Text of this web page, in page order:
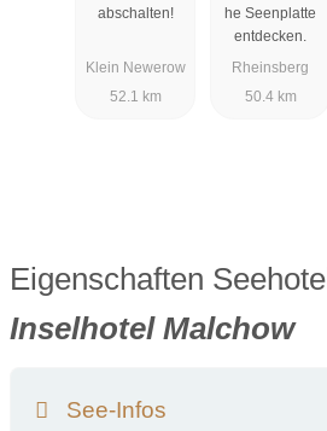
abschalten!
Klein Newerow
52.1 km
he Seenplatte
entdecken.
Rheinsberg
50.4 km
Eigenschaften Seehotel
Inselhotel Malchow
See-Infos